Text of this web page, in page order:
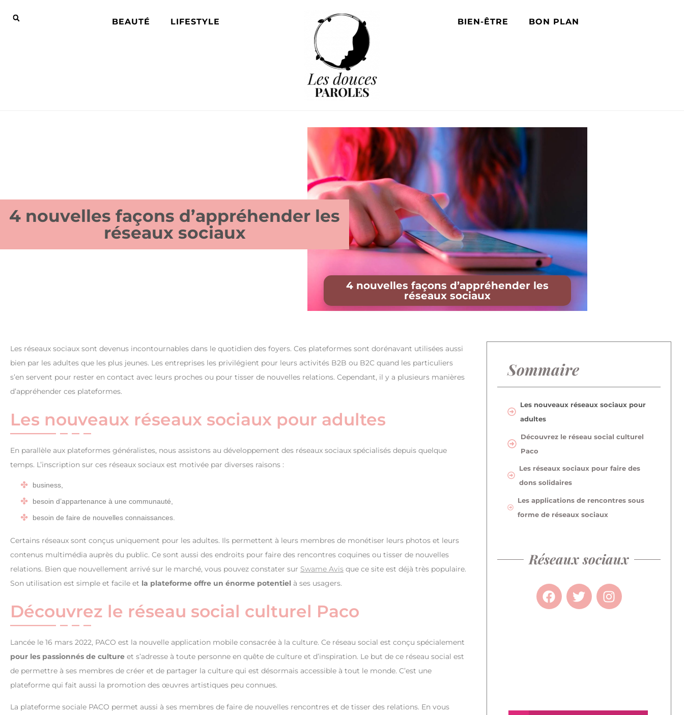
BEAUTÉ LIFESTYLE BIEN-ÊTRE BON PLAN
4 nouvelles façons d’appréhender les
réseaux sociaux
4 nouvelles façons d’appréhender les
réseaux sociaux
Les réseaux sociaux sont devenus incontournables dans le quotidien des foyers. Ces plateformes sont dorénavant utilisées aussi
bien par les adultes que les plus jeunes. Les entreprises les privilégient pour leurs activités B2B ou B2C quand les particuliers
s’en servent pour rester en contact avec leurs proches ou pour tisser de nouvelles relations. Cependant, il y a plusieurs manières
d’appréhender ces plateformes.
Les nouveaux réseaux sociaux pour adultes
En parallèle aux plateformes généralistes, nous assistons au développement des réseaux sociaux spécialisés depuis quelque
temps. L’inscription sur ces réseaux sociaux est motivée par diverses raisons :
business,
besoin d’appartenance à une communauté,
besoin de faire de nouvelles connaissances.
Certains réseaux sont conçus uniquement pour les adultes. Ils permettent à leurs membres de monétiser leurs photos et leurs
contenus multimédia auprès du public. Ce sont aussi des endroits pour faire des rencontres coquines ou tisser de nouvelles
relations. Bien que nouvellement arrivé sur le marché, vous pouvez constater sur Swame Avis que ce site est déjà très populaire.
Son utilisation est simple et facile et la plateforme offre un énorme potentiel à ses usagers.
Découvrez le réseau social culturel Paco
Lancée le 16 mars 2022, PACO est la nouvelle application mobile consacrée à la culture. Ce réseau social est conçu spécialement
pour les passionnés de culture et s’adresse à toute personne en quête de culture et d’inspiration. Le but de ce réseau social est
de permettre à ses membres de créer et de partager la culture qui est désormais accessible à tout le monde. C’est une
plateforme qui fait aussi la promotion des œuvres artistiques peu connues.
La plateforme sociale PACO permet aussi à ses membres de faire de nouvelles rencontres et de tisser des relations. En vous
Sommaire
Les nouveaux réseaux sociaux pour
adultes
Découvrez le réseau social culturel
Paco
Les réseaux sociaux pour faire des
dons solidaires
Les applications de rencontres sous
forme de réseaux sociaux
Réseaux sociaux